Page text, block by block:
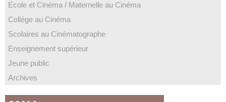
Ecole et Cinéma / Maternelle au Cinéma
Collège au Cinéma
Scolaires au Cinématographe
Enseignement supérieur
Jeune public
Archives